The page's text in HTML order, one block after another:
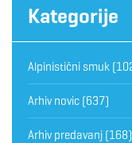
Kategorije
Alpinistični smuk
Arhiv novic (637)
Arhiv predavanj (168)